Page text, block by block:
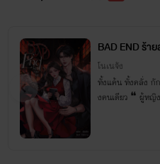
BAD END ร้า
โนเนจัง
ทั้งแค้น ทั้งคลั่ง กักขังอิสรภาพด้วยการครอบครองเพีย
งคนเดียว ❝ ผู้หญิ